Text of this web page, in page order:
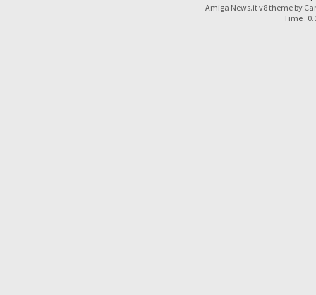
Amiga News.it v8 theme by
Time :